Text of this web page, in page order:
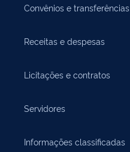
Convênios e transferências
Receitas e despesas
Licitações e contratos
Servidores
Informações classificadas